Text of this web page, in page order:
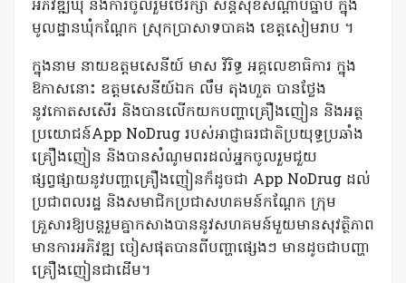
អភិវឌ្ឍឃុំ និងការចូលរួមថែរក្សា សន្តិសុខសណ្តាប់ធ្នាប់ ក្នុង
មូលដ្ឋានឃុំកណ្តែក ស្រុកប្រាសាទបាគង ខេត្តសៀមរាប ។
ក្នុងនាម នាយឧត្តមសេនីយ៍ មាស វិរិទ្ធ អគ្គលេខាធិការ ក្នុង
ឱកាសនោះ ឧត្តមសេនីយ៍ឯក លឹម តុងហួត បានថ្លែង
នូវកោតសសើរ និងបានលើកយកបញ្ហាគ្រឿងញៀន និងអត្ថ
ប្រយោជន៍App NoDrug របស់អាជ្ញាធរជាតិប្រយុទ្ធប្រឆាំង
គ្រឿងញៀន និងបានសំណូមពរដល់អ្នកចូលរួមជួយ
ផ្សព្វផ្សាយនូវបញ្ហាគ្រឿងញៀនក៏ដូចជា App NoDrug ដល់
ប្រជាពលរដ្ឋ និងសមាជិកប្រជាសហគមន៍កណ្តែក ក្រុម
គ្រួសារឱ្យបន្តរួមគ្នាកសាងបាននូវសហគមន៍មួយមានសុវត្ថិភាព
មានការអភិវឌ្ឍ ចៀសផុតបានពីបញ្ហាផ្សេងៗ មានដូចជាបញ្ហា
គ្រឿងញៀនជាដើម។